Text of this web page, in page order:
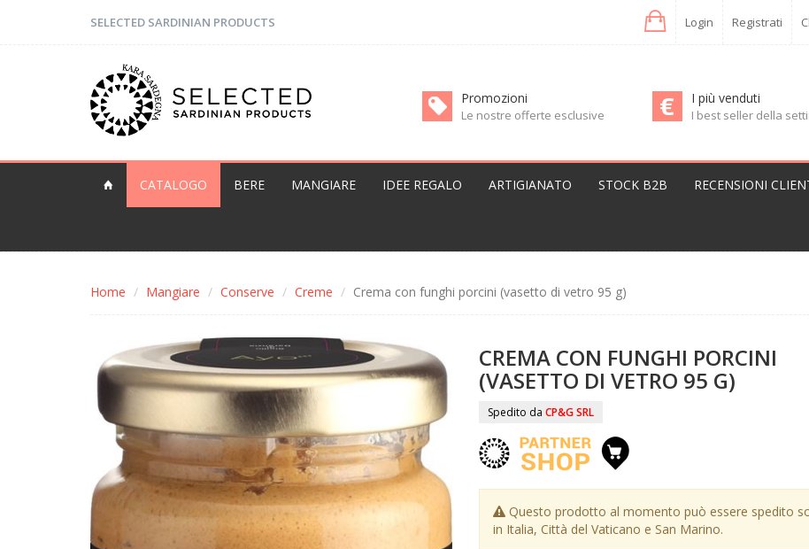
SELECTED SARDINIAN PRODUCTS Login Registrati
Promozioni
Le nostre offerte esclusive
I più venduti
I best seller della
CATALOGO BERE MANGIARE IDEE REGALO ARTIGIANATO STOCK B2B RECENSIONI
Home Mangiare Conserve Creme Crema con funghi porcini (vasetto di vetro 95 g)
CREMA CON FUNGHI PORCINI
(VASETTO DI VETRO 95 G)
Spedito da CP&G SRL
Questo prodotto al momento può essere spedito
in Italia, Città del Vaticano e San Marino.